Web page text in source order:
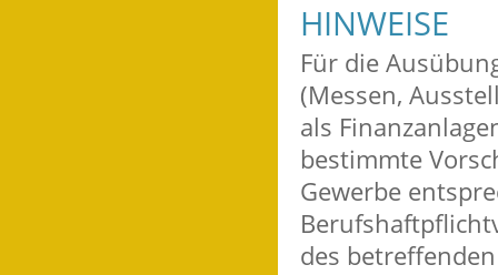
HINWEISE
Für die
(Messen,
als
bestimmte
Gewerbe
des